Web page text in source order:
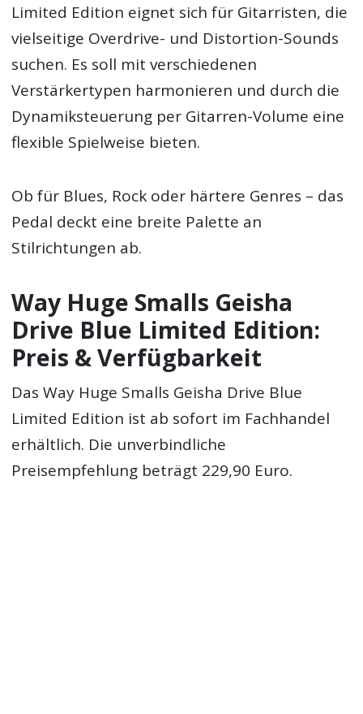
Limited Edition eignet sich für Gitarristen, die
vielseitige Overdrive- und Distortion-Sounds
suchen. Es soll mit verschiedenen
Verstärkertypen harmonieren und durch die
Dynamiksteuerung per Gitarren-Volume eine
flexible Spielweise bieten.
Ob für Blues, Rock oder härtere Genres – das
Pedal deckt eine breite Palette an
Stilrichtungen ab.
Way Huge Smalls Geisha
Drive Blue Limited Edition:
Preis & Verfügbarkeit
Das Way Huge Smalls Geisha Drive Blue
Limited Edition ist ab sofort im Fachhandel
erhältlich. Die unverbindliche
Preisempfehlung beträgt 229,90 Euro.